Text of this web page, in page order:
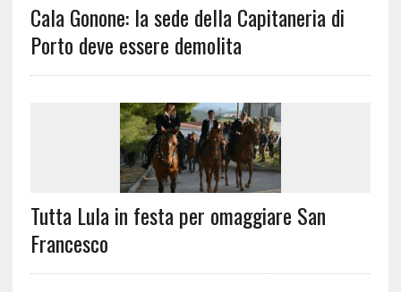
Cala Gonone: la sede della Capitaneria di
Porto deve essere demolita
Tutta Lula in festa per omaggiare San
Francesco